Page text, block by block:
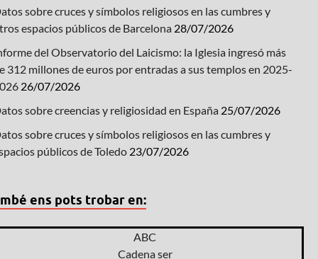
sobre cruces y símbolos religiosos en las cumbres y
espacios públicos de Barcelona 28/07/2026
del Observatorio del Laicismo: la Iglesia ingresó más
312 millones de euros por entradas a sus templos en 2025-
26/07/2026
sobre creencias y religiosidad en España 25/07/2026
sobre cruces y símbolos religiosos en las cumbres y
públicos de Toledo 23/07/2026
ens pots trobar en:
ABC
Cadena ser